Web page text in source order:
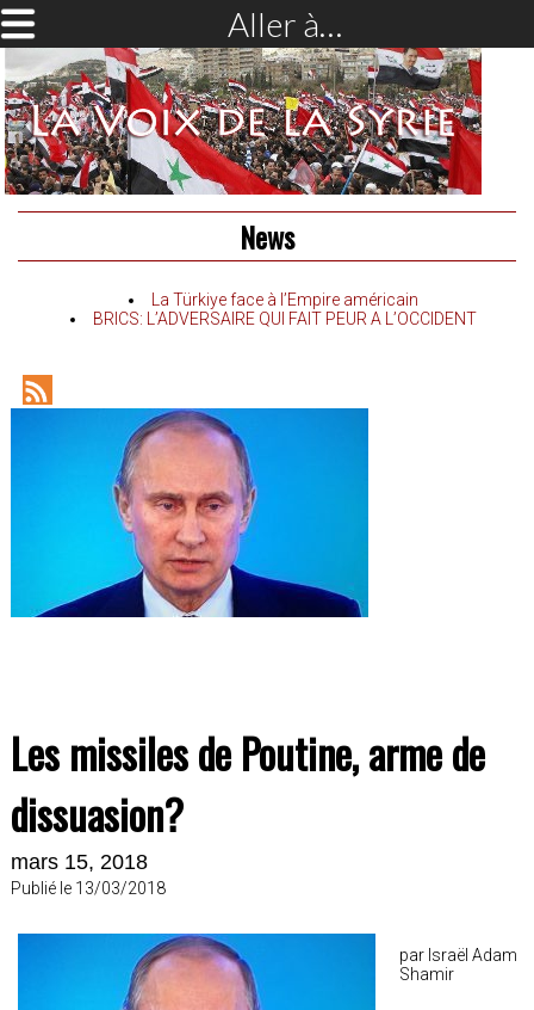
Aller à…
News
La Türkiye face à l’Empire américain
BRICS: L’ADVERSAIRE QUI FAIT PEUR A L’OCCIDENT
RSS
Les missiles de Poutine, arme de
dissuasion?
mars 15, 2018
Publié le 13/03/2018
par Israël Adam
Shamir